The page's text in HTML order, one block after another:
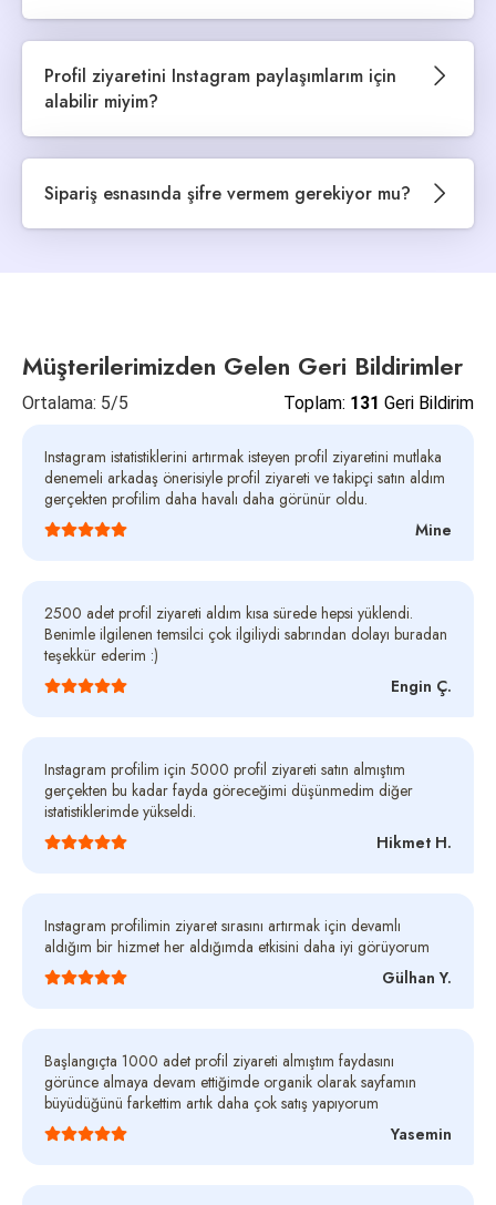
alabilirsiniz.
Profil ziyareti hizmetimiz keşfet etkilidir ister genel
alabilirsiniz. İstatistiklerinizi yükselterek keşfede
düşmenizi destekler.
Profil ziyaretini Instagram paylaşımlarım için
alabilir miyim?
Profil ziyareti hizmetini siparişiniz esnasında kullanıcı
olursunuz. Instagram paylaşımlarınıza gösterim, ziyaret
Sipariş esnasında şifre vermem gerekiyor mu?
Profil ziyareti hizmetimiz de farklı hizmetlerimizde
Müşterilerimizden Gelen Geri Bildirimler
Ortalama: 5/5 Toplam: 131 Geri Bildirim
Instagram istatistiklerini artırmak isteyen profil ziyaretini mutlaka
denemeli arkadaş önerisiyle profil ziyareti ve takipçi satın aldım
gerçekten profilim daha havalı daha görünür oldu.
Mine
2500 adet profil ziyareti aldım kısa sürede hepsi yüklendi.
Benimle ilgilenen temsilci çok ilgiliydi sabrından dolayı buradan
teşekkür ederim :)
Engin Ç.
Instagram profilim için 5000 profil ziyareti satın almıştım
gerçekten bu kadar fayda göreceğimi düşünmedim diğer
istatistiklerimde yükseldi.
Hikmet H.
Instagram profilimin ziyaret sırasını artırmak için devamlı
aldığım bir hizmet her aldığımda etkisini daha iyi görüyorum
Gülhan Y.
Başlangıçta 1000 adet profil ziyareti almıştım faydasını
görünce almaya devam ettiğimde organik olarak sayfamın
büyüdüğünü farkettim artık daha çok satış yapıyorum
Yasemin